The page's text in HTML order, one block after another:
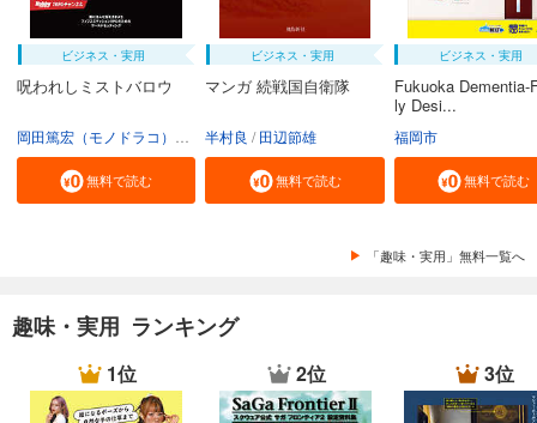
ビジネス・実用
呪われしミストバロウ
宮﨑樹
無料で読む
ビジネス・実用
マンガ 続戦国自衛隊
半村良 田辺節雄
無料で読む
ビジネス・実用
Fukuoka Dementia-
ly Desi...
福岡市
無料で読む
「趣味・実用」無料一覧へ
趣味・実用 ランキング
1位 2位 3位